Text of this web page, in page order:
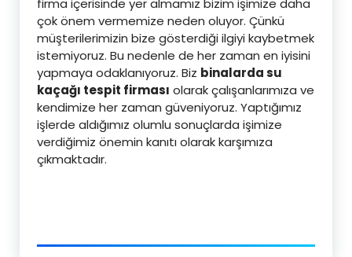
firma içerisinde yer almamız bizim işimize daha
çok önem vermemize neden oluyor. Çünkü
müşterilerimizin bize gösterdiği ilgiyi kaybetmek
istemiyoruz. Bu nedenle de her zaman en iyisini
yapmaya odaklanıyoruz. Biz binalarda su
kaçağı tespit firması olarak çalışanlarımıza ve
kendimize her zaman güveniyoruz. Yaptığımız
işlerde aldığımız olumlu sonuçlarda işimize
verdiğimiz önemin kanıtı olarak karşımıza
çıkmaktadır.